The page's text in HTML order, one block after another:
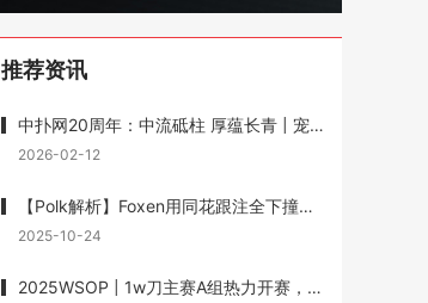
推荐资讯
中扑网20周年：中流砥柱 厚蕴长青 | 宠粉送书重磅福利 赠送《最优扑克玩法》
2026-02-12
【Polk解析】Foxen用同花跟注全下撞葫芦输1200w底池被狂喷，但Polk说他没有错
2025-10-24
2025WSOP | 1w刀主赛A组热力开赛，Wesley Fei跻身前十，1w刀混合赛徐强记分牌第一晋级